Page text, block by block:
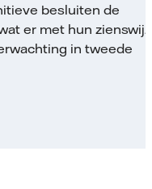
besluiten de
er met hun
in tweede